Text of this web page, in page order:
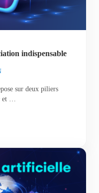
indispensable
sur deux piliers
et …
indispensable